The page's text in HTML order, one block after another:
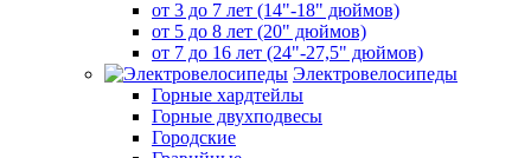
от 3 до 7 лет (14"-18" дюймов)
от 5 до 8 лет (20" дюймов)
от 7 до 16 лет (24"-27,5" дюймов)
Электровелосипеды
Горные хардтейлы
Горные двухподвесы
Городские